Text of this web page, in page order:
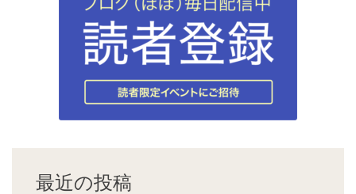
最近の投稿